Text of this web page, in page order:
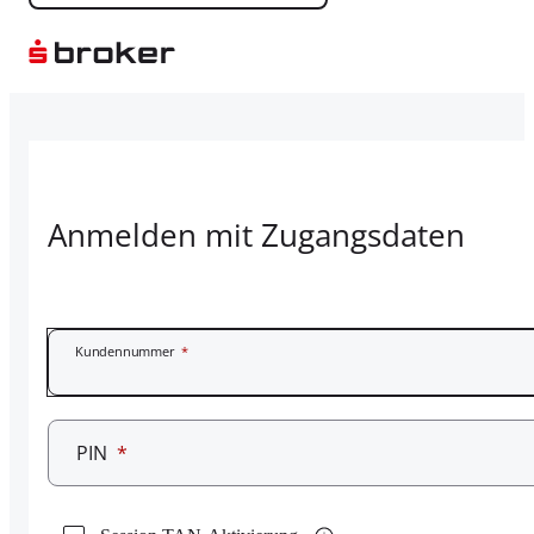
Anmelden mit Zugangsdaten
Kundennummer *
PIN *